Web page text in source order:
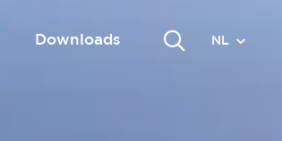
Downloads NL